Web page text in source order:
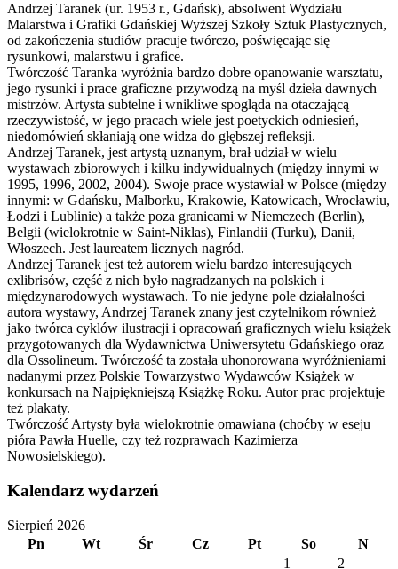
Andrzej Taranek (ur. 1953 r., Gdańsk), absolwent Wydziału
Malarstwa i Grafiki Gdańskiej Wyższej Szkoły Sztuk Plastycznych,
od zakończenia studiów pracuje twórczo, poświęcając się
rysunkowi, malarstwu i grafice.
Twórczość Taranka wyróżnia bardzo dobre opanowanie warsztatu,
jego rysunki i prace graficzne przywodzą na myśl dzieła dawnych
mistrzów. Artysta subtelne i wnikliwe spogląda na otaczającą
rzeczywistość, w jego pracach wiele jest poetyckich odniesień,
niedomówień skłaniają one widza do głębszej refleksji.
Andrzej Taranek, jest artystą uznanym, brał udział w wielu
wystawach zbiorowych i kilku indywidualnych (między innymi w
1995, 1996, 2002, 2004). Swoje prace wystawiał w Polsce (między
innymi: w Gdańsku, Malborku, Krakowie, Katowicach, Wrocławiu,
Łodzi i Lublinie) a także poza granicami w Niemczech (Berlin),
Belgii (wielokrotnie w Saint-Niklas), Finlandii (Turku), Danii,
Włoszech. Jest laureatem licznych nagród.
Andrzej Taranek jest też autorem wielu bardzo interesujących
exlibrisów, część z nich było nagradzanych na polskich i
międzynarodowych wystawach. To nie jedyne pole działalności
autora wystawy, Andrzej Taranek znany jest czytelnikom również
jako twórca cyklów ilustracji i opracowań graficznych wielu książek
przygotowanych dla Wydawnictwa Uniwersytetu Gdańskiego oraz
dla Ossolineum. Twórczość ta została uhonorowana wyróżnieniami
nadanymi przez Polskie Towarzystwo Wydawców Książek w
konkursach na Najpiękniejszą Książkę Roku. Autor prac projektuje
też plakaty.
Twórczość Artysty była wielokrotnie omawiana (choćby w eseju
pióra Pawła Huelle, czy też rozprawach Kazimierza
Nowosielskiego).
Kalendarz wydarzeń
Sierpień 2026
Pn
Wt Śr Cz Pt So
N
1
2